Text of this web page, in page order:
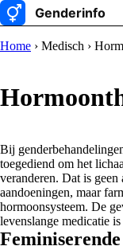
Home › Medisch ›
Bij
toegediend om het
veranderen. Dat is
aandoeningen, maar
hormoonsysteem. De
levenslange medicatie